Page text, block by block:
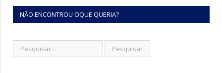
NÃO ENCONTROU OQUE QUERIA?